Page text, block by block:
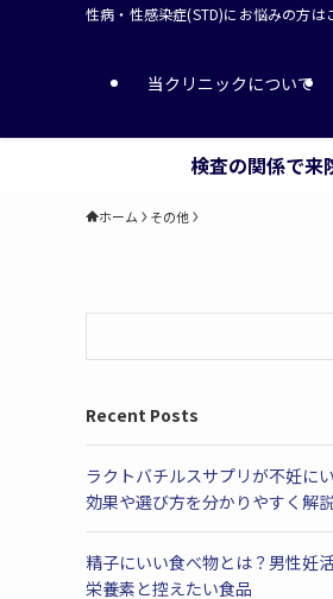
性病・性感染症(STD)にお悩みの方
当クリニックについて
検査の関係で来
ホーム その他
Recent Posts
ラクトバチルスサプリが不妊に
効果や選び方を分かりやすく解
精子にいい食べ物とは？男性妊
栄養素と控えたい食品